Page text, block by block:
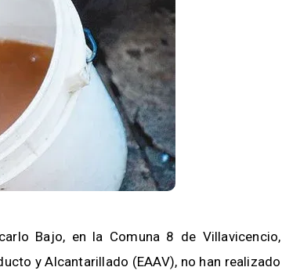
Bajo, en la Comuna 8 de Villavicencio,
y Alcantarillado (EAAV), no han realizado